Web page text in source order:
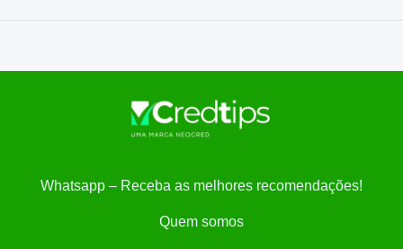
Whatsapp – Receba as melhores recomendações!
Quem somos